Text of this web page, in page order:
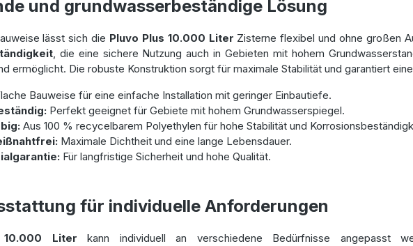
und grundwasserbeständige Lösung
lässt sich die Pluvo Plus 10.000 Liter Zisterne flexibel und ohne großen
, die eine sichere Nutzung auch in Gebieten mit hohem
ermöglicht. Die robuste Konstruktion sorgt für maximale Stabilität und garantiert
Bauweise für eine einfache Installation mit geringer Einbautiefe.
Perfekt geeignet für Gebiete mit hohem Grundwasserspiegel.
Aus 100 % recycelbarem Polyethylen für hohe Stabilität und
Maximale Dichtheit und eine lange Lebensdauer.
Für langfristige Sicherheit und hohe Qualität.
für individuelle Anforderungen
Liter kann individuell an verschiedene Bedürfnisse angepasst